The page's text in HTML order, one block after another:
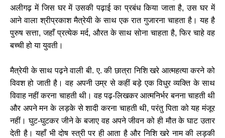
अलीगढ़ में जिस घर में उसकी पढ़ाई का प्रबंध किया जाता है, उस घर में
आने वाला श्रीप्रकाश मैत्रेयी के साथ एक रात गुजारना चाहता है। यह है
पुरुष सत्ता, जहाँ प्रत्येक मर्द, औरत के साथ सोना चाहता है, फिर चाहे वह
बच्ची हो या युवती।
मैत्रेयी के साथ पढ़ने वाली बी. ए. की छात्रा निशि खरे आत्महत्या करने को
विवश हो जाती है। वह अपनी उम्र से कहीं बड़े एक विधुर व्यक्ति के साथ
विवाह नहीं करना चाहती थी। वह पढ़-लिखकर आत्मनिर्भर बनना चाहती थी
और अपने मन के लड़के से शादी करना चाहती थी, परंतु पिता को यह मंजूर
नहीं। घुट-घुटकर जीने के बजाए वह अपने जीवन को ही मौत के घाट उतार
देती है। यहाँ भी दोष स्त्री पर ही आता है और निशि खरे नाम की लड़की